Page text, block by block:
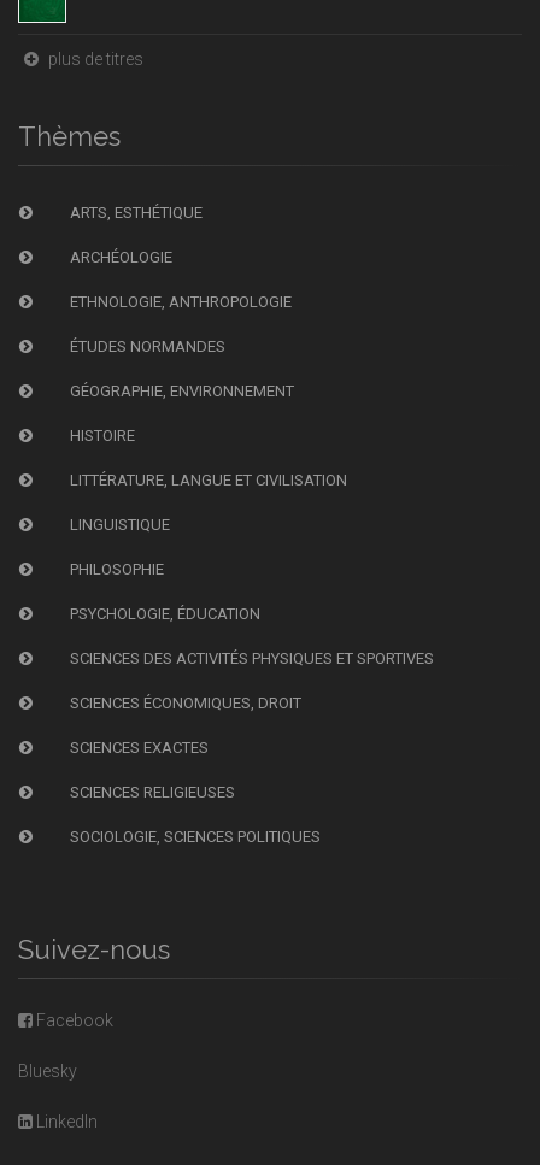
plus de titres
Thèmes
ARTS, ESTHÉTIQUE
ARCHÉOLOGIE
ETHNOLOGIE, ANTHROPOLOGIE
ÉTUDES NORMANDES
GÉOGRAPHIE, ENVIRONNEMENT
HISTOIRE
LITTÉRATURE, LANGUE ET CIVILISATION
LINGUISTIQUE
PHILOSOPHIE
PSYCHOLOGIE, ÉDUCATION
SCIENCES DES ACTIVITÉS PHYSIQUES ET SPORTIVES
SCIENCES ÉCONOMIQUES, DROIT
SCIENCES EXACTES
SCIENCES RELIGIEUSES
SOCIOLOGIE, SCIENCES POLITIQUES
Suivez-nous
Facebook
Bluesky
LinkedIn